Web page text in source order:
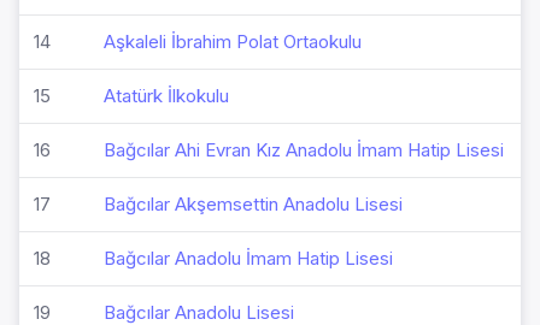
14 Aşkaleli İbrahim Polat Ortaokulu
15 Atatürk İlkokulu
16 Bağcılar Ahi Evran Kız Anadolu İmam Hatip Lisesi
17 Bağcılar Akşemsettin Anadolu Lisesi
18 Bağcılar Anadolu İmam Hatip Lisesi
19 Bağcılar Anadolu Lisesi